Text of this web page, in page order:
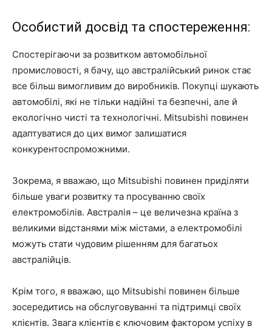
Особистий досвід та спостереження:
Спостерігаючи за розвитком автомобільної
промисловості, я бачу, що австралійський ринок стає
все більш вимогливим до виробників. Покупці шукають
автомобілі, які не тільки надійні та безпечні, але й
екологічно чисті та технологічні. Mitsubishi повинен
адаптуватися до цих вимог залишатися
конкурентоспроможними.
Зокрема, я вважаю, що Mitsubishi повинен приділяти
більше уваги розвитку та просуванню своїх
електромобілів. Австралія – ​​це величезна країна з
великими відстанями між містами, а електромобілі
можуть стати чудовим рішенням для багатьох
австралійців.
Крім того, я вважаю, що Mitsubishi повинен більше
зосередитись на обслуговуванні та підтримці своїх
клієнтів. Звага клієнтів є ключовим фактором успіху в